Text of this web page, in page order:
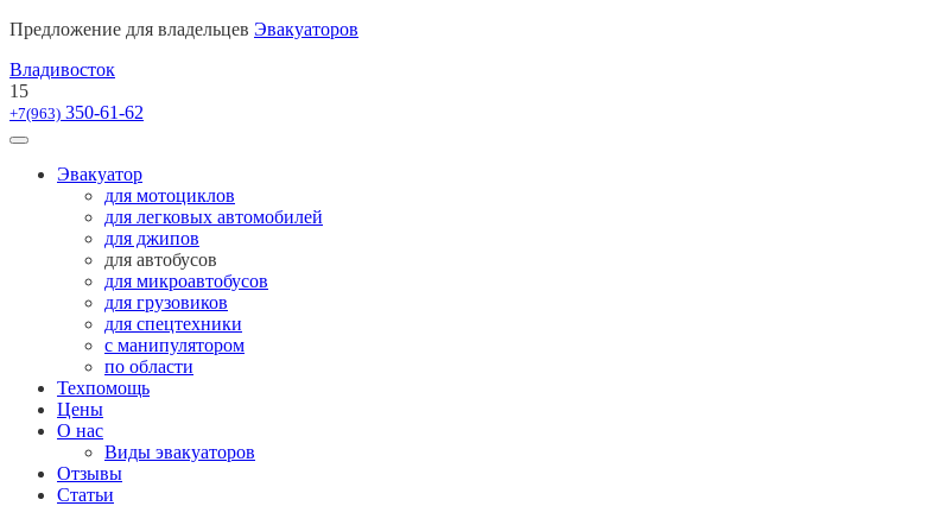
Предложение для владельцев Эвакуаторов
Владивосток
15
+7(963) 350-61-62
Эвакуатор
для мотоциклов
для легковых автомобилей
для джипов
для автобусов
для микроавтобусов
для грузовиков
для спецтехники
с манипулятором
по области
Техпомощь
Цены
О нас
Виды эвакуаторов
Отзывы
Статьи